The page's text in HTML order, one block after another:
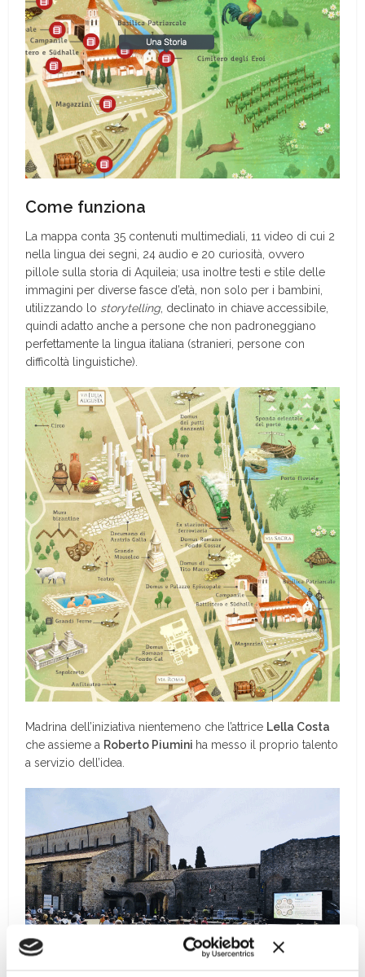
Come funziona
La mappa conta 35 contenuti multimediali, 11 video di cui 2
nella lingua dei segni, 24 audio e 20 curiosità, ovvero
pillole sulla storia di Aquileia; usa inoltre testi e stile delle
immagini per diverse fasce d’età, non solo per i bambini,
utilizzando lo storytelling, declinato in chiave accessibile,
quindi adatto anche a persone che non padroneggiano
perfettamente la lingua italiana (stranieri, persone con
difficoltà linguistiche).
Madrina dell’iniziativa nientemeno che l’attrice Lella Costa
che assieme a Roberto Piumini ha messo il proprio talento
a servizio dell’idea.